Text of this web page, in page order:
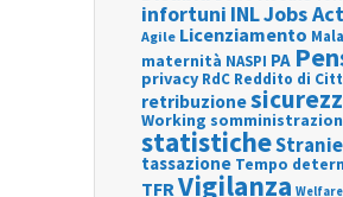
infortuni INLJobs Act
Agile Licenziamento
maternità NASPI PA
privacy RdC Reddito di
retribuzione
Working
statistiche
tassazione Tempo
TFRVigilanza Welfare